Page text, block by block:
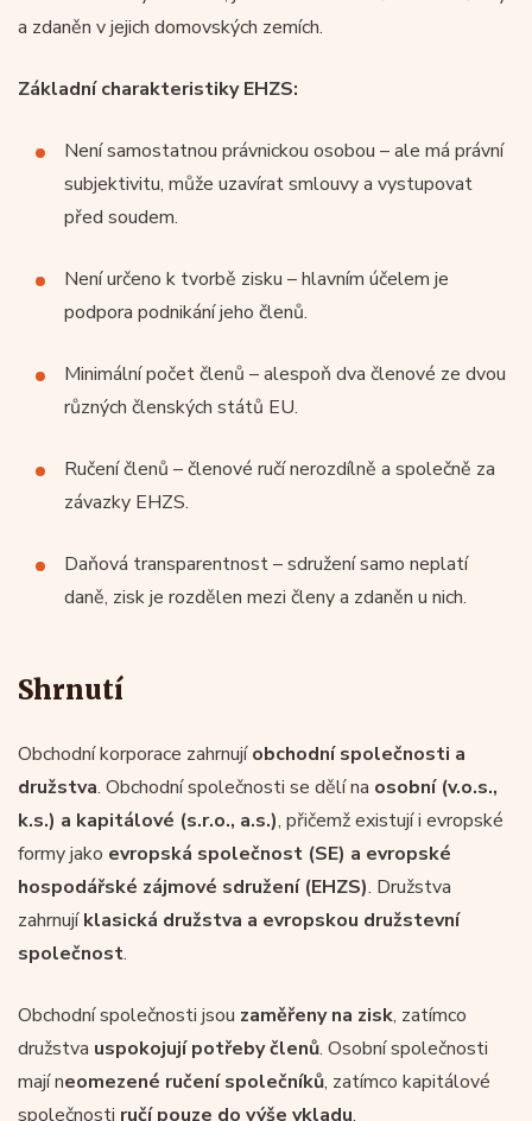
a zdaněn v jejich domovských zemích.
Základní charakteristiky EHZS:
Není samostatnou právnickou osobou – ale má právní
subjektivitu, může uzavírat smlouvy a vystupovat
před soudem.
Není určeno k tvorbě zisku – hlavním účelem je
podpora podnikání jeho členů.
Minimální počet členů – alespoň dva členové ze dvou
různých členských států EU.
Ručení členů – členové ručí nerozdílně a společně za
závazky EHZS.
Daňová transparentnost – sdružení samo neplatí
daně, zisk je rozdělen mezi členy a zdaněn u nich.
Shrnutí
Obchodní korporace zahrnujíobchodní společnosti a
družstva. Obchodní společnosti se dělí na osobní (v.o.s.,
k.s.) a kapitálové (s.r.o., a.s.), přičemž existují i evropské
formy jako evropská společnost (SE) a evropské
hospodářské zájmové sdružení (EHZS). Družstva
zahrnujíklasická družstva a evropskou družstevní
společnost.
Obchodní společnosti jsou zaměřeny na zisk, zatímco
družstva uspokojují potřeby členů. Osobní společnosti
mají neomezené ručení společníků, zatímco kapitálové
společnosti ručí pouze do výše vkladu.